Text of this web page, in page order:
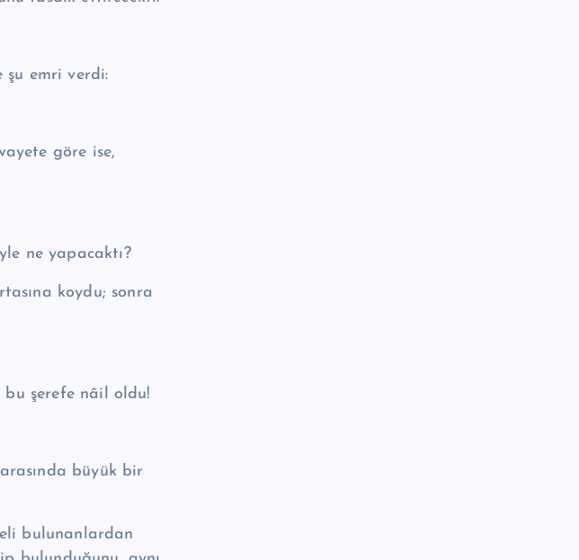
emri verdi:
göre ise,
ne yapacaktı?
koydu; sonra
bu şerefe nâil oldu!
büyük bir
bulunanlardan